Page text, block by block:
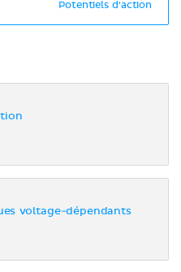
Potentiels d'action
voltage-dépendants